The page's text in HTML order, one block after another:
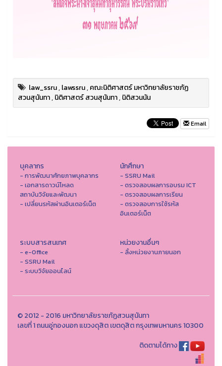
law_ssru,lawssru,คณะนิติศาสตร์ มหาวิทยาลัยราชภัฏ
สวนสุนันทา,นิติศาสตร์ สวนสุนันทา,นิติสวนนัน
Email
บุคลากร
- การพัฒนาศักยภาพบุคลากร
- เอกสารดาวน์โหลด
สถาบันวิจัยและพัฒนา
- เปลี่ยนรหัสผ่านอินเตอร์เน็ต
นักศึกษา
- SSRU Mail
- ตรวจสอบผลการอบรม ICT
- ตรวจสอบผลการเรียน
- ตรวจสอบการใช้รหัส
อินเตอร์เน็ต
ระบบสารสนเทศ
- e-Office
- SSRU Mail
- ระบบวิจัยออนไลน์
หน่วยงานอื่นๆ
- ลิ้งหน่วยงานภายนอก
© 2012 - 2016 มหาวิทยาลัยราชภัฏสวนสุนันทา
เลขที่ 1 ถนนอู่ทองนอก แขวงดุสิต เขตดุสิต กรุงเทพมหานคร 10300
ติดตามได้ทาง